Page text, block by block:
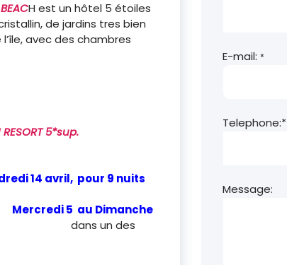
H est un hôtel 5 étoiles
de jardins tres bien
avec des chambres
RESORT 5*sup.
2023/5783.
depuis
14 avril, pour 9 nuits
Mercredi 5 au Dimanche
des
décor colonial
E-mail: *
Telephone:*
Message: